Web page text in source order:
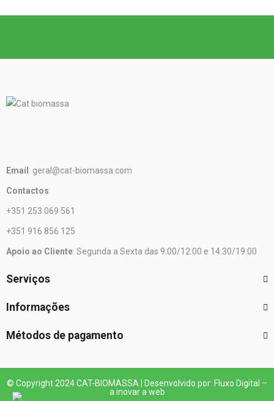
Email : geral@cat-biomassa.com
Contactos:
+351 253 069 561
+351 916 856 125
Apoio ao Cliente: Segunda a Sexta das 9:00/12:00 e 14:30/19:00
Serviços
Informações
Métodos de pagamento
© Copyright 2024 CAT-BIOMASSA | Desenvolvido por: Fluxo Digital –
a inovar a web